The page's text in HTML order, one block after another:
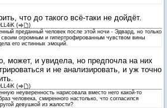
что до такого всё-таки не дойдёт.
(
)
преданный человек после этой ночи - Эдвард, но только
своим огромным и гипертрофированным чувством вины
его истинных эмоций.
может, и увидела, но предпочла на них
и не анализировать, и уж точно
(
)
неуверенность нарисовала вместо него какой-то
человека, смиренного настолько, что согласился
девушкой из жалости?